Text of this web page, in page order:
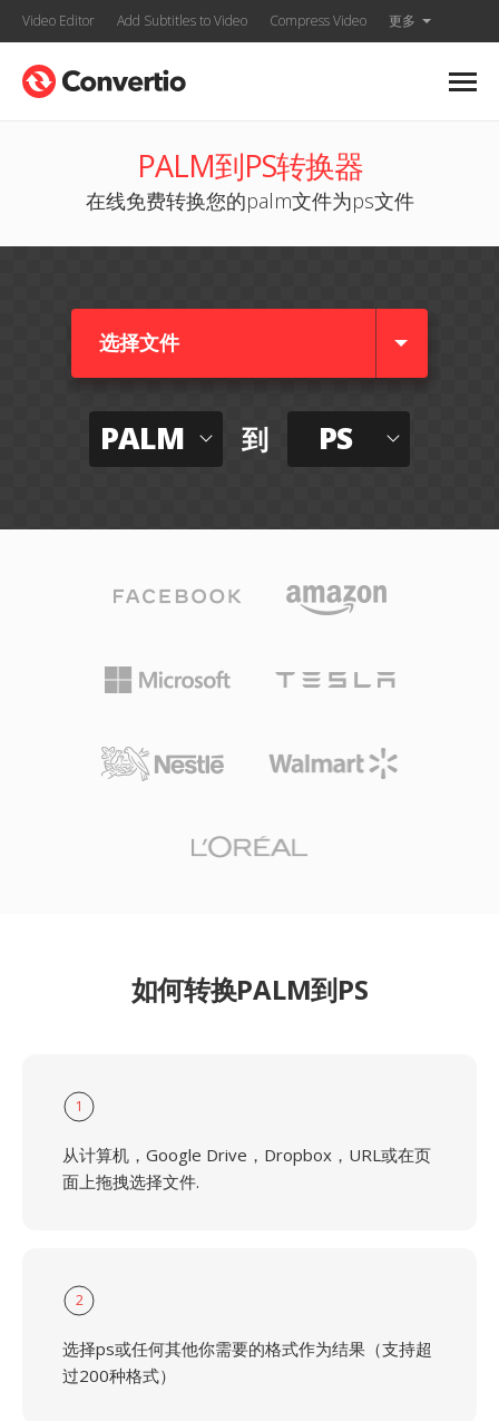
Video Editor Add Subtitles to Video Compress Video 更多
PALM到PS转换器
在线免费转换您的palm文件为ps文件
选择文件
PALM 到 PS
如何转换PALM到PS
1
从计算机，Google Drive，Dropbox，URL或在页
面上拖拽选择文件.
2
选择ps或任何其他你需要的格式作为结果（支持超
过200种格式）